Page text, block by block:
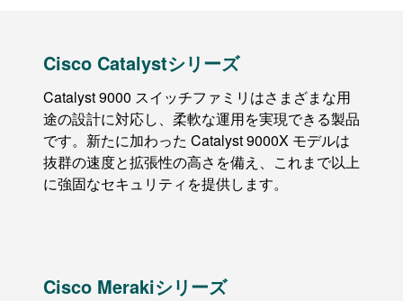
Cisco Catalystシリーズ
Catalyst 9000 スイッチファミリはさまざまな用
途の設計に対応し、柔軟な運用を実現できる製品
です。新たに加わった Catalyst 9000X モデルは
抜群の速度と拡張性の高さを備え、これまで以上
に強固なセキュリティを提供します。
Cisco Merakiシリーズ